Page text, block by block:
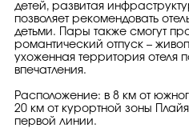
детей, развитая
позволяет рекомендовать
детьми. Пары также смогут
романтический отпуск –
ухоженная территория отеля
впечатления.
Расположение: в 8 км от
20 км от курортной зоны
первой линии.